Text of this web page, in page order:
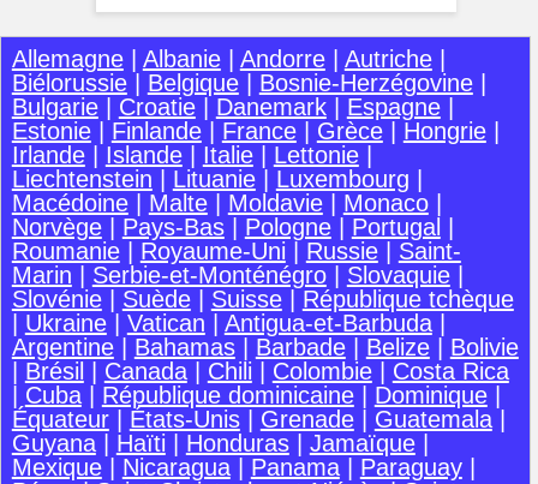
Allemagne| Albanie| Andorre| Autriche|
Biélorussie| Belgique| Bosnie-Herzégovine|
Bulgarie| Croatie| Danemark| Espagne|
Estonie| Finlande| France| Grèce| Hongrie|
Irlande| Islande| Italie| Lettonie|
Liechtenstein
Lituanie| Luxembourg
Macédoine| Malte| Moldavie| Monaco|
Norvège| Pays-Bas| Pologne| Portugal
Roumanie| Royaume-Uni Russie| Saint-
Marin
Serbie-et-Monténégro| Slovaquie|
Slovénie| Suède| Suisse| République tchèque
Ukraine| Vatican Antigua-et-Barbuda|
Argentine| Bahamas| Barbade| Belize| Bolivie
Brésil Canada| Chili Colombie| Costa Rica
Cuba| République dominicaine| Dominique|
Équateur| États-Unis| Grenade| Guatemala|
Guyana| Haïti Honduras| Jamaïque|
Mexique| Nicaragua| Panama| Paraguay|